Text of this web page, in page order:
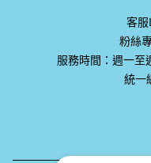
客
粉絲
服務時間：週一至
統一